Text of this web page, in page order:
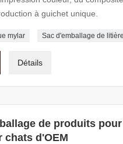
à guichet unique.
mylar Sac d'emballage de
Détails
de produits
chats d'OEM